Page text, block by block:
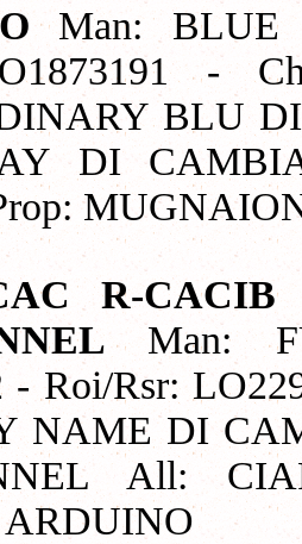
Man: BLUE
-
BLU
DI
R-
Man:
- Roi/Rsr:
NAME DI
All: